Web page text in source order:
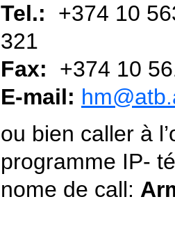
Tel.:
+374 10
321
Fax: +374 10
E-mail:
ou bien caller à
programme IP-
nome de call: